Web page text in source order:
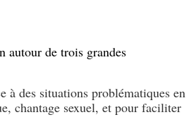
autour de trois grandes
à des situations problématiques en
chantage sexuel, et pour faciliter